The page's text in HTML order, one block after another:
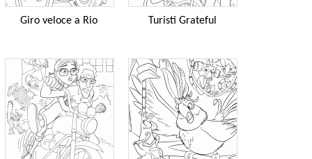
Giro veloce a Rio Turisti Grateful